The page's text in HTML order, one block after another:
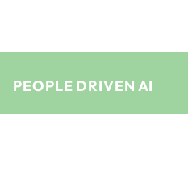
PEOPLE DRIVEN AI